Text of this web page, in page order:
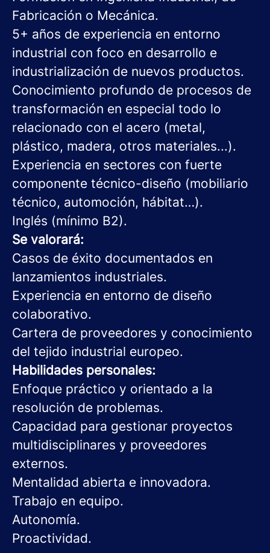
Fabricación o Mecánica.
5+ años de experiencia en entorno
industrial con foco en desarrollo e
industrialización de nuevos productos.
Conocimiento profundo de procesos de
transformación en especial todo lo
relacionado con el acero (metal,
plástico, madera, otros materiales...).
Experiencia en sectores con fuerte
componente técnico-diseño (mobiliario
técnico, automoción, hábitat…).
Inglés (mínimo B2).
Se valorará:
Casos de éxito documentados en
lanzamientos industriales.
Experiencia en entorno de diseño
colaborativo.
Cartera de proveedores y conocimiento
del tejido industrial europeo.
Habilidades personales:
Enfoque práctico y orientado a la
resolución de problemas.
Capacidad para gestionar proyectos
multidisciplinares y proveedores
externos.
Mentalidad abierta e innovadora.
Trabajo en equipo.
Autonomía.
Proactividad.